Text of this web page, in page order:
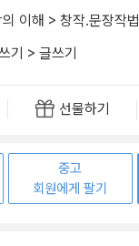
이해 > 창작.문장작법
기 > 글쓰기
선물하기
중고
회원에게 팔기